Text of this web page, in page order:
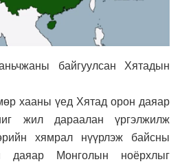
байгуулсан Хятадын
хааны үед Хятад орон даяар
жил дараалан үргэлжилж
хямрал нүүрлэж байсны
даяар Монголын ноёрхлыг